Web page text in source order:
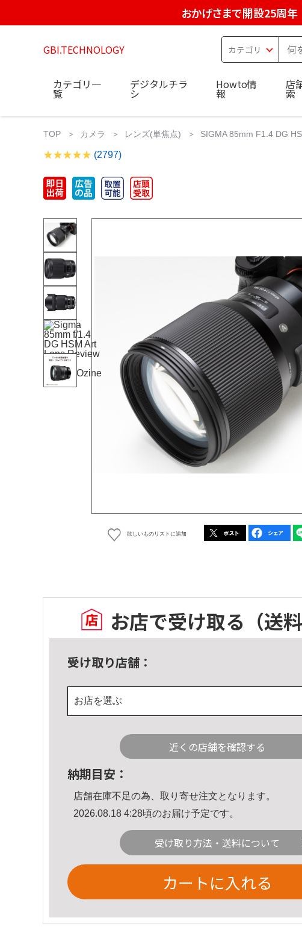
おかげさまで開設25周年
GBI.TECHNOLOGY
カテゴリ一
覧
デジタルチラ
シ
Howto情
報
店
索
TOP カメラ レンズ(単焦点) SIGMA 85mm F1.4 DG
(2797)
欲しいものリストに追加
お店で受け取る （送
受け取り店舗：
お店を選ぶ
近くの店舗を確認する
納期目安：
店舗在庫不足の為、取り寄せ注文となります。
2026.08.18 4:28頃のお届け予定です。
受け取り方法・送料について
カートに入れる